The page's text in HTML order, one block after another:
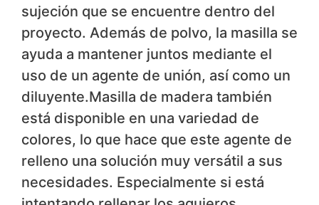
sujeción que se encuentre dentro del
proyecto. Además de polvo, la masilla se
ayuda a mantener juntos mediante el
uso de un agente de unión, así como un
diluyente.Masilla de madera también
está disponible en una variedad de
colores, lo que hace que este agente de
relleno una solución muy versátil a sus
necesidades. Especialmente si está